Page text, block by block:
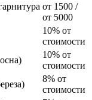
от 1500 /
от 5000
10% от
стоимости
10% от
стоимости
8% от
стоимости